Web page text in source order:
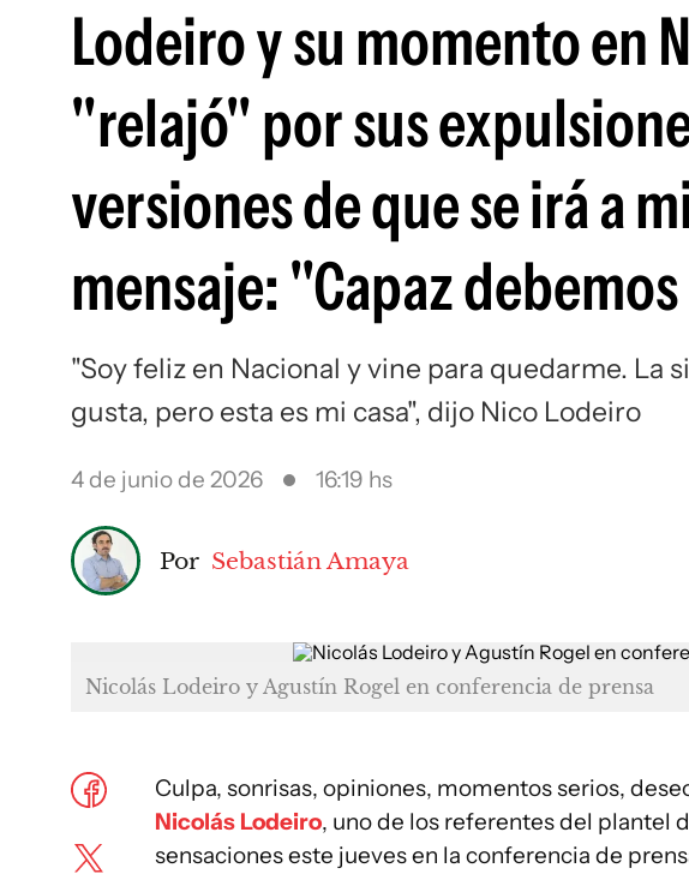
Lodeiro y su momento en
"relajó" por sus
versiones de que se irá a
mensaje: "Capaz
"Soy feliz en Nacional y vine para quedarme. La
gusta, pero esta es mi casa", dijo Nico Lodeiro
4 de junio de 2026 16:19 hs
Por Sebastián Amaya
Nicolás Lodeiro y Agustín Rogel en conferencia de prensa
Culpa, sonrisas, opiniones, momentos serios,
Nicolás Lodeiro, uno de los referentes del plantel
sensaciones este jueves en la conferencia de